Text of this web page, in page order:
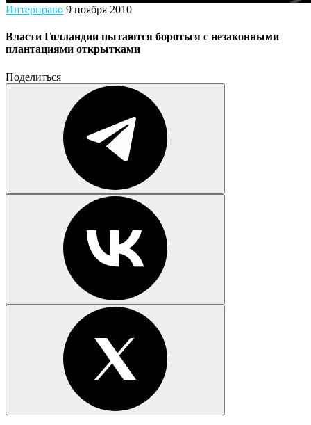
Интерправо 9 ноября 2010
Власти Голландии пытаются бороться с незаконными
плантациями открытками
Поделиться